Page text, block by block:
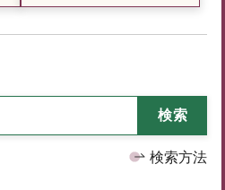
検索方法